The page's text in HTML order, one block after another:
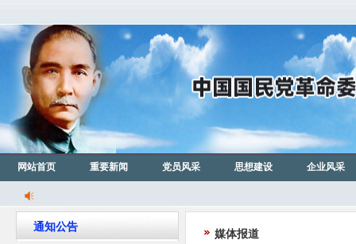
网站首页 重要新闻 党员风采 思想建设 企业风采
通知公告
媒体报道